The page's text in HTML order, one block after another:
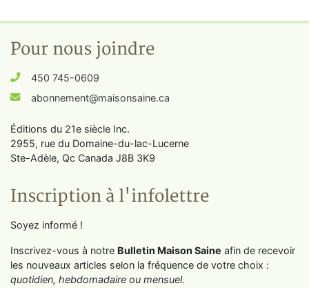
Pour nous joindre
450 745-0609
abonnement@maisonsaine.ca
Éditions du 21e siècle Inc.
2955, rue du Domaine-du-lac-Lucerne
Ste-Adèle, Qc Canada J8B 3K9
Inscription à l'infolettre
Soyez informé !
Inscrivez-vous à notre Bulletin Maison Saine afin de recevoir
les nouveaux articles selon la fréquence de votre choix :
quotidien, hebdomadaire ou mensuel.